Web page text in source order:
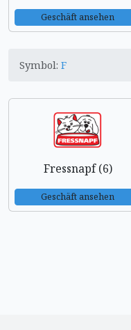
Geschäft ansehen
Symbol: F
Fressnapf (6)
Geschäft ansehen